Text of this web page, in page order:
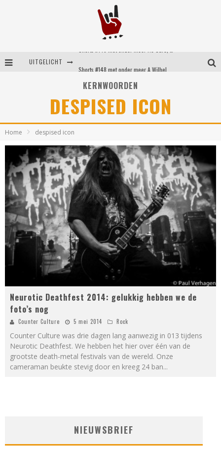
UITGELICHT
KERNWOORDEN
DESPISED ICON
Home despised icon
Neurotic Deathfest 2014: gelukkig hebben we de
foto’s nog
Counter Culture 5 mei 2014 Rock
Counter Culture was drie dagen lang aanwezig in 013 tijdens
Neurotic Deathfest. We hebben het hier over één van de
grootste death-metal festivals van de wereld. Onze
cameraman beukte stevig door en kreeg 24 ban...
NIEUWSBRIEF